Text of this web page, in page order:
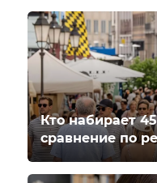
Кто набирает
сравнение по